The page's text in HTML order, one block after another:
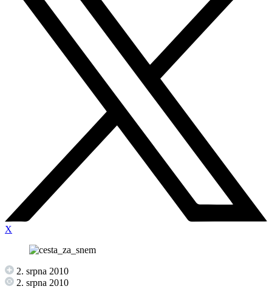
X
2. srpna 2010
2. srpna 2010